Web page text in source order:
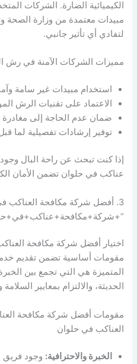
الكيميائية الضارة. الشركات
مبيدات معتمدة من وزارة الصحة
لتفادي أي تأثير جانبي.
مميزات الشركات الآمنة في رش
استخدام مبيدات غير سامة
الاعتماد على تقنيات الرش
ضمان عدم الحاجة إلى مغادرة
توفير إرشادات تفصيلية لما
إذا كنت تبحث عن راحة البال
عناكب في حلوان تضمن الأمان
3. أفضل شركة مكافحة العناكب
اختيار أفضل شركة مكافحة
مقومات أساسية تضمن تقديم
المتميزة هي التي تجمع بين
الحديثة، والالتزام بمعايير
مقومات أفضل شركة مكافحة
العناكب في حلوان
الخبرة والاحترافية: وجود